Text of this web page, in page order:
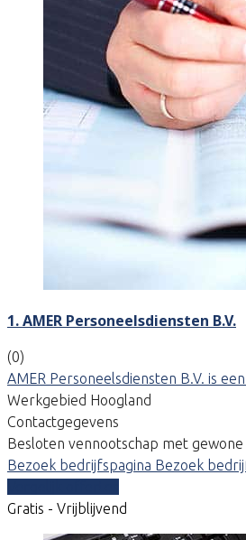
1. AMER Personeelsdiensten B.V.
(0)
AMER Personeelsdiensten B.V. is
Werkgebied Hoogland
Contactgegevens
Besloten vennootschap met
Bezoek bedrijfspagina Bezoek
Gratis - Vrijblijvend